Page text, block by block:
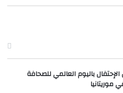
باليوم العالمي للصحافة
موريتانيا